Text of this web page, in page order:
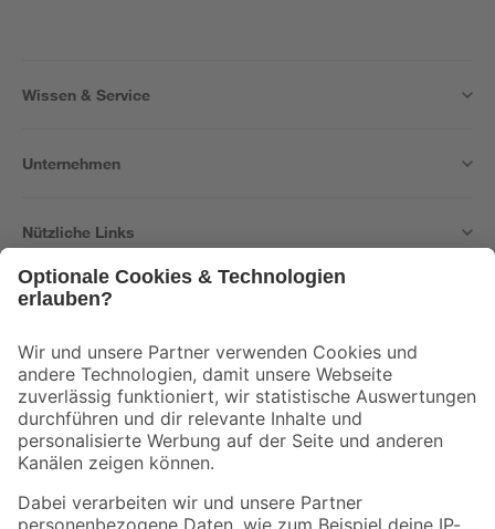
Wissen & Service
Unternehmen
Nützliche Links
Der toom Newsletter: Keine Angebote und Aktionen mehr verpassen!
Zur Newsletter Anmeldung
Folge uns